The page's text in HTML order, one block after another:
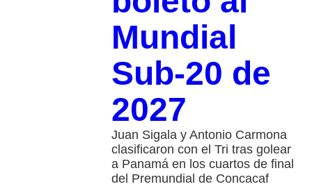
Mundial
Sub-20 de
2027
Juan Sigala y Antonio Carmona
clasificaron con el Tri tras golear
a Panamá en los cuartos de final
del Premundial de Concacaf